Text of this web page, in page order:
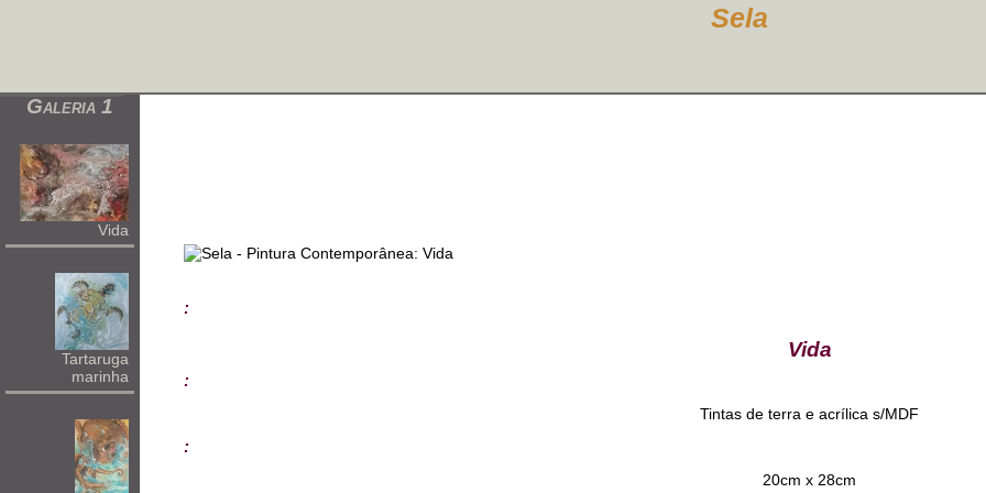
Sela
Galeria 1
Vida
Tartaruga
marinha
:
Vida
:
Tintas de terra e acrílica s/MDF
:
20cm x 28cm